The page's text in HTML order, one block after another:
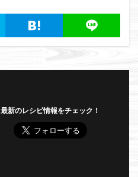
最新のレシピ情報をチェック！